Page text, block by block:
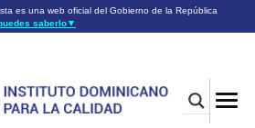
es una web oficial del Gobierno de la República
saberlo▼
utilizan .gob.do o .gov.do
.gob.do o .gov.do seguros utilizan
https://
significa que estás conectado a un
de .gob.do o .gov.do. Comparte información